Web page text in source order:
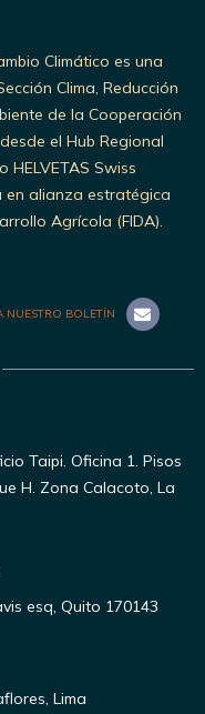
Climático es una
Clima, Reducción
de la Cooperación
el Hub Regional
Swiss
en alianza estratégica
Agrícola (FIDA).
NUESTRO BOLETÍN
Taipi. Oficina 1. Pisos
H. Zona Calacoto, La
esq, Quito 170143
Lima